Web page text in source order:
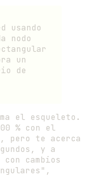
usando
nodo
un
de
el esqueleto.
% con el
pero te acerca
y a
cambios